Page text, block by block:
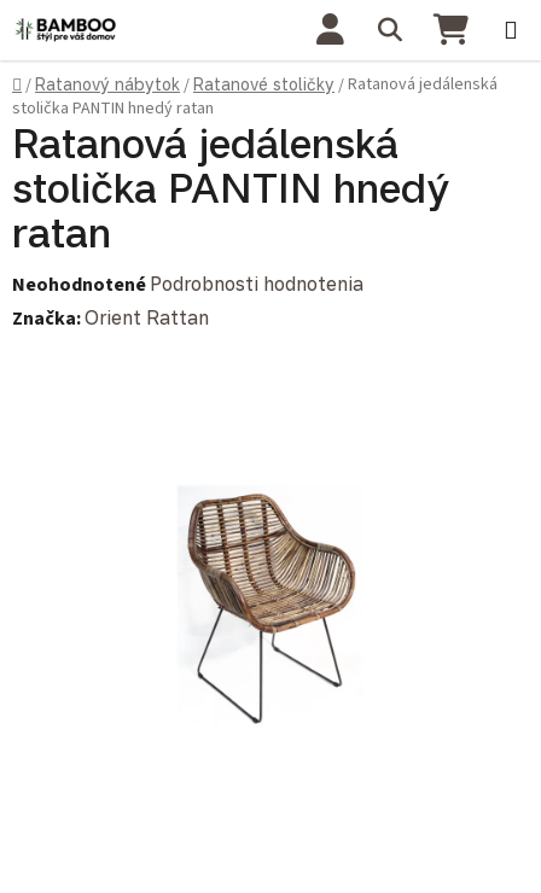
Prejsť na obsah Hľadať
Domov
/Ratanový nábytok /Ratanové stoličky /Ratanová jedálenská
stolička PANTIN hnedý ratan
Ratanová jedálenská
stolička PANTIN hnedý
ratan
Priemerné hodnotenie produktu je 0,0 z 5 hviezdičiek.
Neohodnotené Podrobnosti hodnotenia
Značka:Orient Rattan